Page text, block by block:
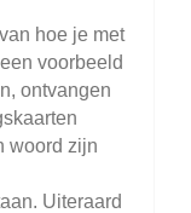
hoe je met
voorbeeld
ontvangen
woord zijn
Uiteraard